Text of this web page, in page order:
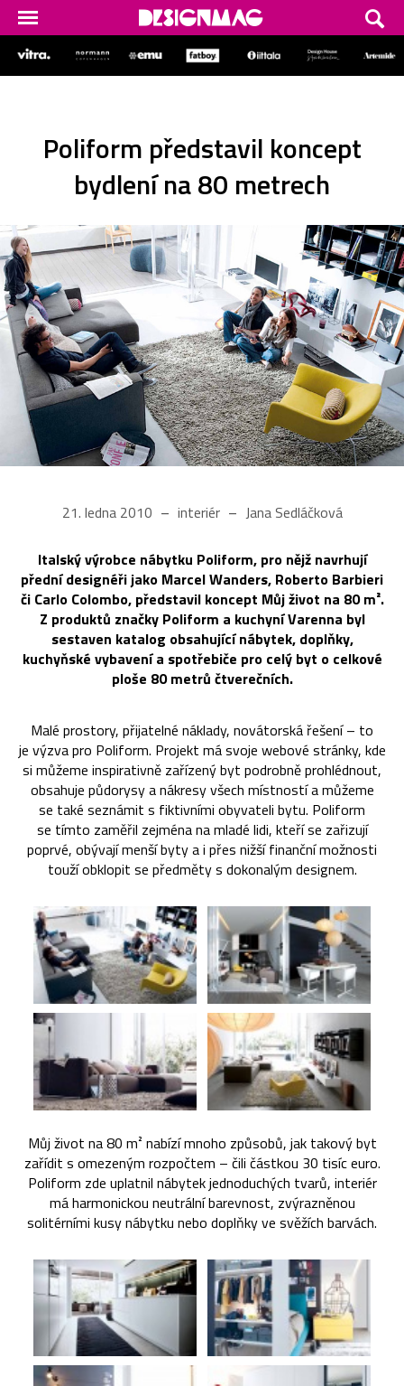
Poliform představil koncept
bydlení na 80 metrech
21. ledna 2010 interiér Jana Sedláčková
Italský výrobce nábytku Poliform, pro nějž navrhují
přední designéři jako Marcel Wanders, Roberto Barbieri
či Carlo Colombo, představil koncept Můj život na 80 m².
Z produktů značky Poliform a kuchyní Varenna byl
sestaven katalog obsahující nábytek, doplňky,
kuchyňské vybavení a spotřebiče pro celý byt o celkové
ploše 80 metrů čtverečních.
Malé prostory, přijatelné náklady, novátorská řešení – to
je výzva pro Poliform. Projekt má svoje webové stránky, kde
si můžeme inspirativně zařízený byt podrobně prohlédnout,
obsahuje půdorysy a nákresy všech místností a můžeme
se také seznámit s fiktivními obyvateli bytu. Poliform
se tímto zaměřil zejména na mladé lidi, kteří se zařizují
poprvé, obývají menší byty a i přes nižší finanční možnosti
touží obklopit se předměty s dokonalým designem.
Můj život na 80 m² nabízí mnoho způsobů, jak takový byt
zařídit s omezeným rozpočtem – čili částkou 30 tisíc euro.
Poliform zde uplatnil nábytek jednoduchých tvarů, interiér
má harmonickou neutrální barevnost, zvýrazněnou
solitérními kusy nábytku nebo doplňky ve svěžích barvách.